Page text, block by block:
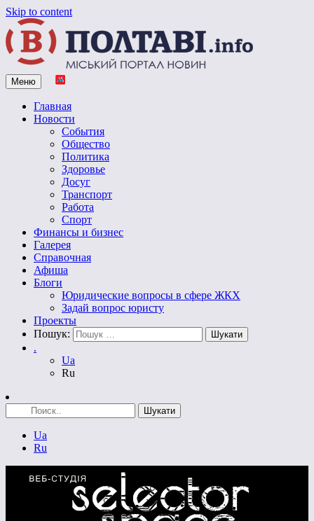
Skip to content
Vpoltave.info
Полтавский портал новостей
Меню
Главная
Новости
События
Общество
Политика
Здоровье
Досуг
Транспорт
Работа
Спорт
Финансы и бизнес
Галерея
Справочная
Афиша
Блоги
Юридические вопросы в сфере ЖКХ
Задай вопрос юристу
Проекты
Пошук:
.
Ua
Ru
Ua
Ru